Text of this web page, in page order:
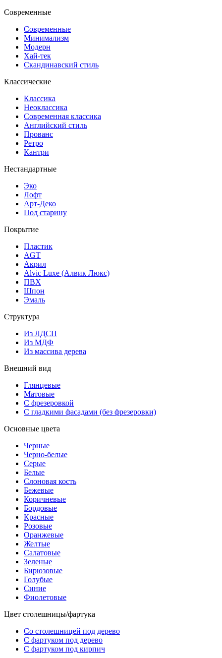
Современные
Современные
Минимализм
Модерн
Хай-тек
Скандинавский стиль
Классические
Классика
Неоклассика
Современная классика
Английский стиль
Прованс
Ретро
Кантри
Нестандартные
Эко
Лофт
Арт-Деко
Под старину
Покрытие
Пластик
AGT
Акрил
Alvic Luxe (Алвик Люкс)
ПВХ
Шпон
Эмаль
Структура
Из ЛДСП
Из МДФ
Из массива дерева
Внешний вид
Глянцевые
Матовые
С фрезеровкой
С гладкими фасадами (без фрезеровки)
Основные цвета
Черные
Черно-белые
Серые
Белые
Слоновая кость
Бежевые
Коричневые
Бордовые
Красные
Розовые
Оранжевые
Желтые
Салатовые
Зеленые
Бирюзовые
Голубые
Синие
Фиолетовые
Цвет столешницы/фартука
Со столешницей под дерево
С фартуком под дерево
С фартуком под кирпич